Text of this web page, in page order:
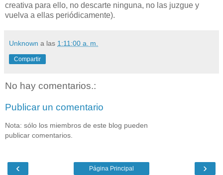
creativa para ello, no descarte ninguna, no las juzgue y
vuelva a ellas periódicamente).
Unknown a las 1:11:00 a. m.
Compartir
No hay comentarios.:
Publicar un comentario
Nota: sólo los miembros de este blog pueden
publicar comentarios.
‹ ›
Página Principal